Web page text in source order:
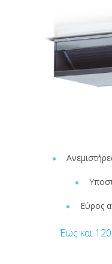
Εύρος
Έως και